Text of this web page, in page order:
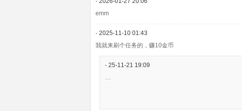
emm
- 2025-11-10 01:43
我就来刷个任务的，赚10金币
- 25-11-21 19:09
…